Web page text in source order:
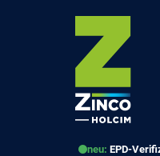
neu: EPD-